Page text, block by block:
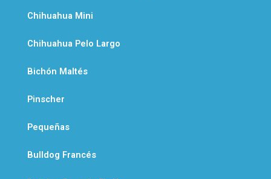
Chihuahua Mini
Chihuahua Pelo Largo
Bichón Maltés
Pinscher
Pequeñas
Bulldog Francés